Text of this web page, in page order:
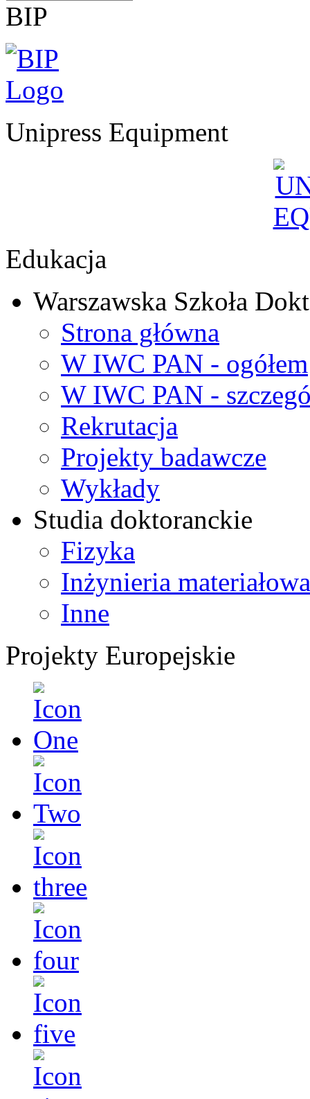
BIP
Unipress Equipment
Edukacja
Warszawska Szkoła
Strona główna
W IWC PAN - ogółem
W IWC PAN -
Rekrutacja
Projekty badawcze
Wykłady
Studia doktoranckie
Fizyka
Inżynieria materiałowa
Inne
Projekty Europejskie